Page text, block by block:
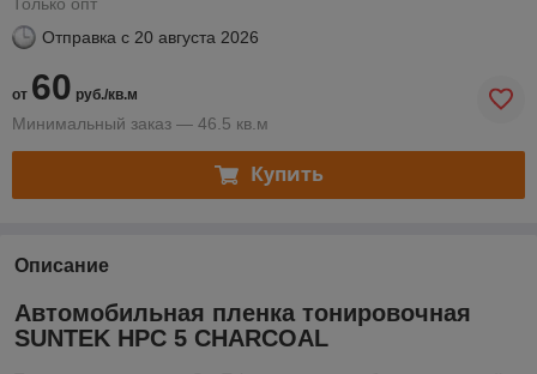
Отправка с 20 августа 2026
от 60 руб./кв.м
Минимальный заказ — 46.5 кв.м
Купить
Описание
Автомобильная пленка тонировочная
SUNTEK HPC 5 CHARCOAL